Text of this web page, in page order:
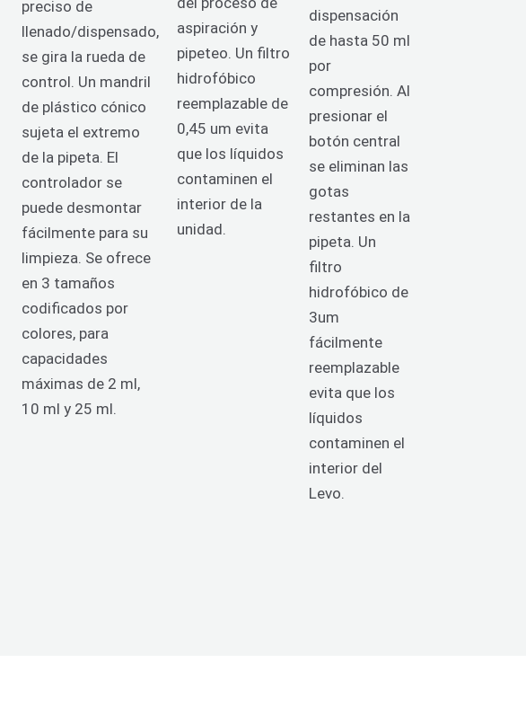
preciso de
llenado/dispensado,
se gira la rueda de
control. Un mandril
de plástico cónico
sujeta el extremo
de la pipeta. El
controlador se
puede desmontar
fácilmente para su
limpieza. Se ofrece
en 3 tamaños
codificados por
colores, para
capacidades
máximas de 2 ml,
10 ml y 25 ml.
aspiración y
pipeteo. Un filtro
hidrofóbico
reemplazable de
0,45 um evita
que los líquidos
contaminen el
interior de la
unidad.
dispensación
de hasta 50 ml
por
compresión.Al
presionar el
botón central
se eliminan las
gotas
restantes en la
pipeta. Un
filtro
hidrofóbico de
3um
fácilmente
reemplazable
evita que los
líquidos
contaminen el
interior del
Levo.